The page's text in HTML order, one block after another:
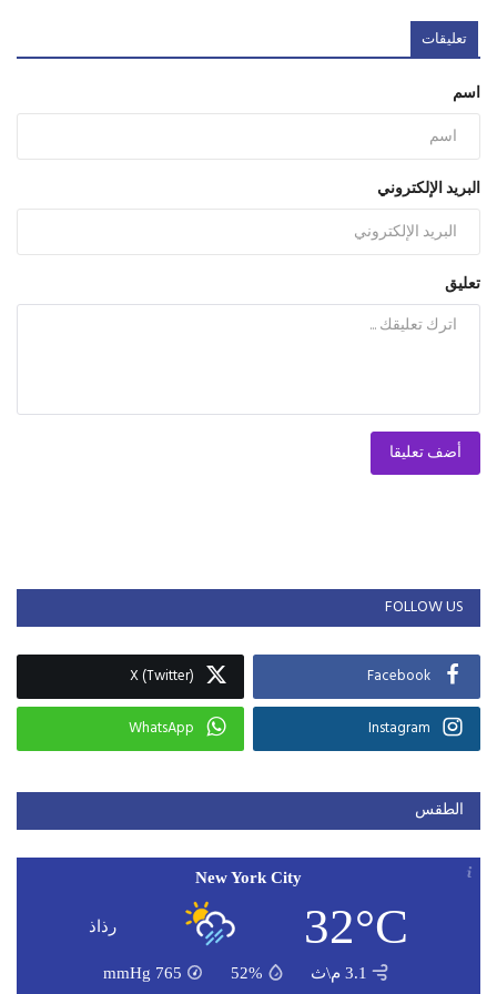
تعليقات
اسم
البريد الإلكتروني
تعليق
أضف تعليقا
FOLLOW US
Facebook
X (Twitter)
Instagram
WhatsApp
الطقس
New York City
32°C رذاذ
3.1 م\ث 52%
765
mmHg